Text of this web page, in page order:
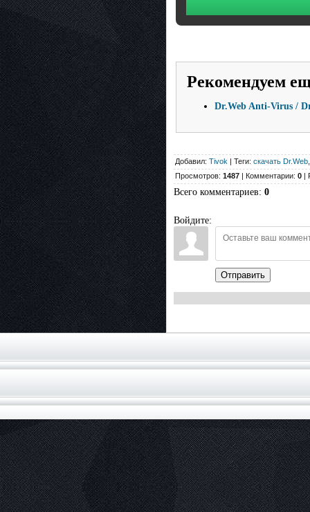
Рекомендуем
Dr.Web Anti-Virus /
Добавил: Tivok | Теги: скачать Dr.Web
Просмотров: 1487 | Комментарии: 0 |
Всего комментариев: 0
Войдите:
Отправить